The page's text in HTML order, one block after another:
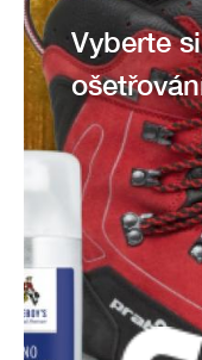
Vyberte